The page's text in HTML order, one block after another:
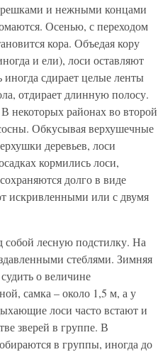
и нежными концами
Осенью, с переходом
кора. Объедая кору
и ели), лоси оставляют
сдирает целые ленты
отдирает длинную полосу.
некоторых районах во второй
Обкусывая верхушечные
деревьев, лоси
кормились лоси,
долго в виде
искривленными или с двумя
собой лесную подстилку. На
стеблями. Зимняя
о величине
самка – около 1,5 м, а у
лоси часто встают и
зверей в группе. В
в группы, иногда до